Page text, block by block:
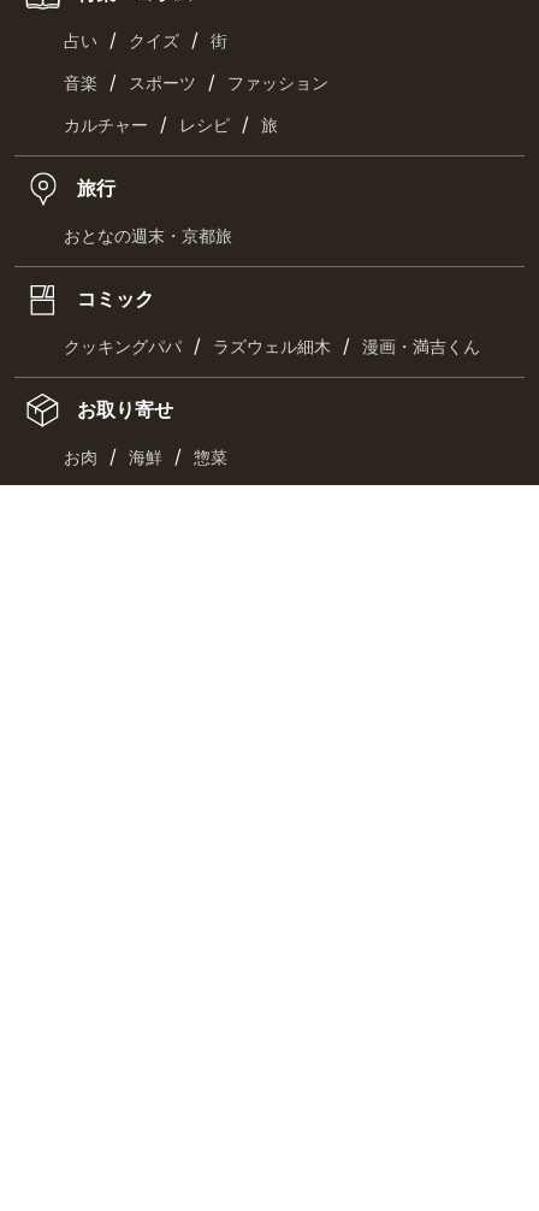
占い / クイズ / 街
音楽 / スポーツ / ファッション
カルチャー / レシピ / 旅
旅行
おとなの週末・京都旅
コミック
クッキングパパ / ラズウェル細木 / 漫画・満吉くん
お取り寄せ
お肉 / 海鮮 / 惣菜